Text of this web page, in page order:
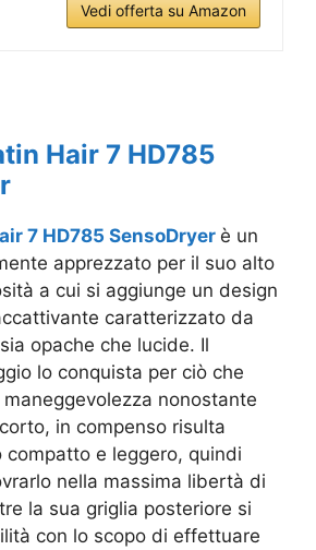
Vedi offerta su Amazon
Hair 7 HD785
7 HD785 SensoDryer è un
apprezzato per il suo alto
a cui si aggiunge un design
caratterizzato da
opache che lucide. Il
lo conquista per ciò che
nonostante
in compenso risulta
compatto e leggero, quindi
nella massima libertà di
la sua griglia posteriore si
con lo scopo di effettuare